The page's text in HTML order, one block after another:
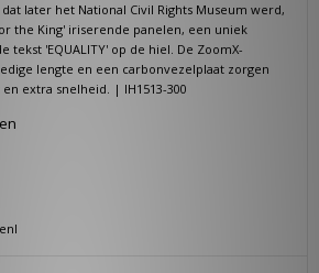
later het National Civil Rights Museum werd,
the King' iriserende panelen, een uniek
tekst 'EQUALITY' op de hiel. De ZoomX-
lengte en een carbonvezelplaat zorgen
extra snelheid. | IH1513-300